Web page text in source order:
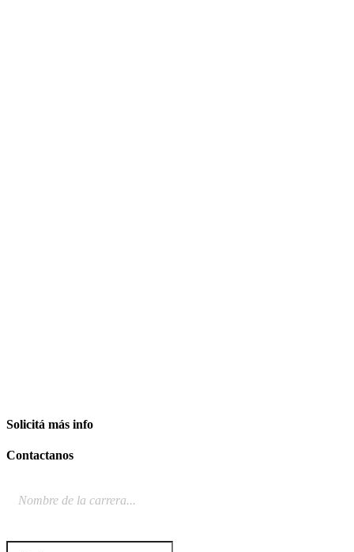
Solicitá más info
Contactanos